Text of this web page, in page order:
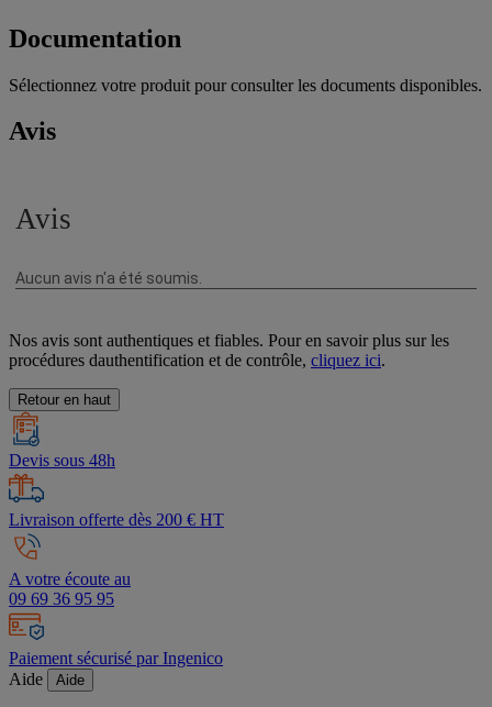
Documentation
Sélectionnez votre produit pour consulter les documents disponibles.
Avis
Nos avis sont authentiques et fiables. Pour en savoir plus sur les
procédures dauthentification et de contrôle, cliquez ici.
Retour en haut
Devis sous 48h
Livraison offerte dès 200 € HT
A votre écoute au
09 69 36 95 95
Paiement sécurisé par Ingenico
Aide
Aide